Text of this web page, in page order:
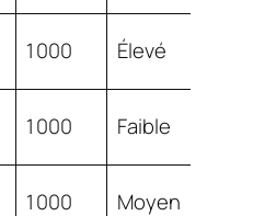
1 000 Élevé
1 000 Faible
1 000 Moyen